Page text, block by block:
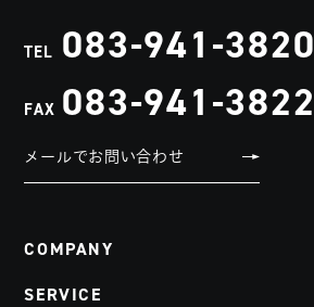
TEL 083-941-3820
FAX 083-941-3822
メールでお問い合わせ
COMPANY
SERVICE